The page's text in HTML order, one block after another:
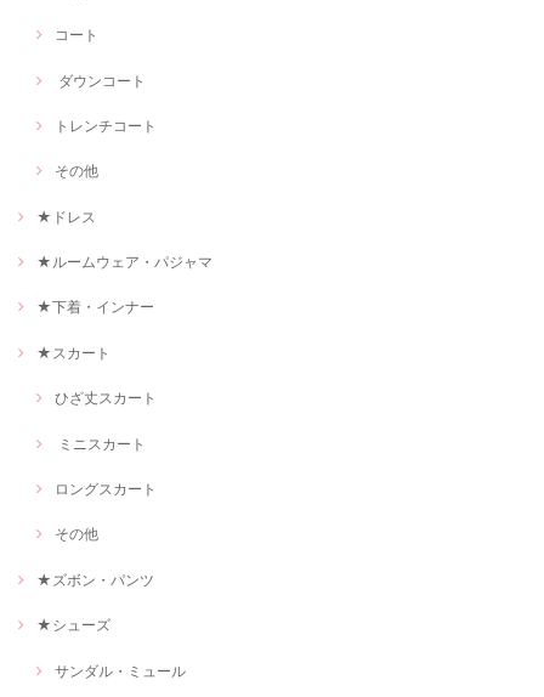
コート
ダウンコート
トレンチコート
その他
★ドレス
★ルームウェア・パジャマ
★下着・インナー
★スカート
ひざ丈スカート
ミニスカート
ロングスカート
その他
★ズボン・パンツ
★シューズ
サンダル・ミュール